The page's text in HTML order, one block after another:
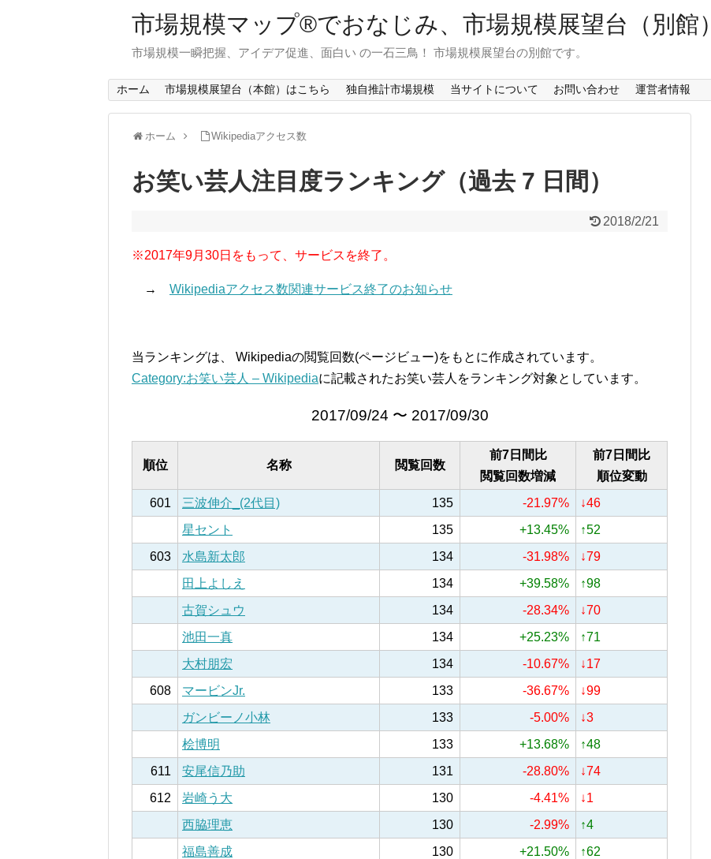
市場規模マップ®でおなじみ、市場規模展望台（別館）
市場規模一瞬把握、アイデア促進、面白い の一石三鳥！ 市場規模展望台の別館です。
ホーム 市場規模展望台（本館）はこちら 独自推計市場規模 当サイトについて お問い合わせ 運営者情報
ホーム Wikipediaアクセス数
お笑い芸人注目度ランキング（過去 7 日間）
2018/2/21
※2017年9月30日をもって、サービスを終了。
→ Wikipediaアクセス数関連サービス終了のお知らせ
当ランキングは、 Wikipediaの閲覧回数(ページビュー)をもとに作成されています。
Category:お笑い芸人 – Wikipediaに記載されたお笑い芸人をランキング対象としています。
2017/09/24 〜 2017/09/30
順位 名称 閲覧回数
前7日間比
閲覧回数増減
前7日間比
順位変動
601
三波伸介_(2代目) 135 -21.97%
↓46
星セント
135 +13.45%
↑52
603
水島新太郎 134 -31.98%
↓79
田上よしえ
134 +39.58%
↑98
古賀シュウ
134 -28.34%
↓70
池田一真
134 +25.23%
↑71
大村朋宏
134 -10.67%
↓17
608
マービンJr. 133 -36.67%
↓99
ガンビーノ小林
133 -5.00%
↓3
桧博明
133 +13.68%
↑48
611
安尾信乃助 131 -28.80%
↓74
612
岩崎う大 130 -4.41%
↓1
西脇理恵
130 -2.99%
↑4
福島善成
130 +21.50%
↑62